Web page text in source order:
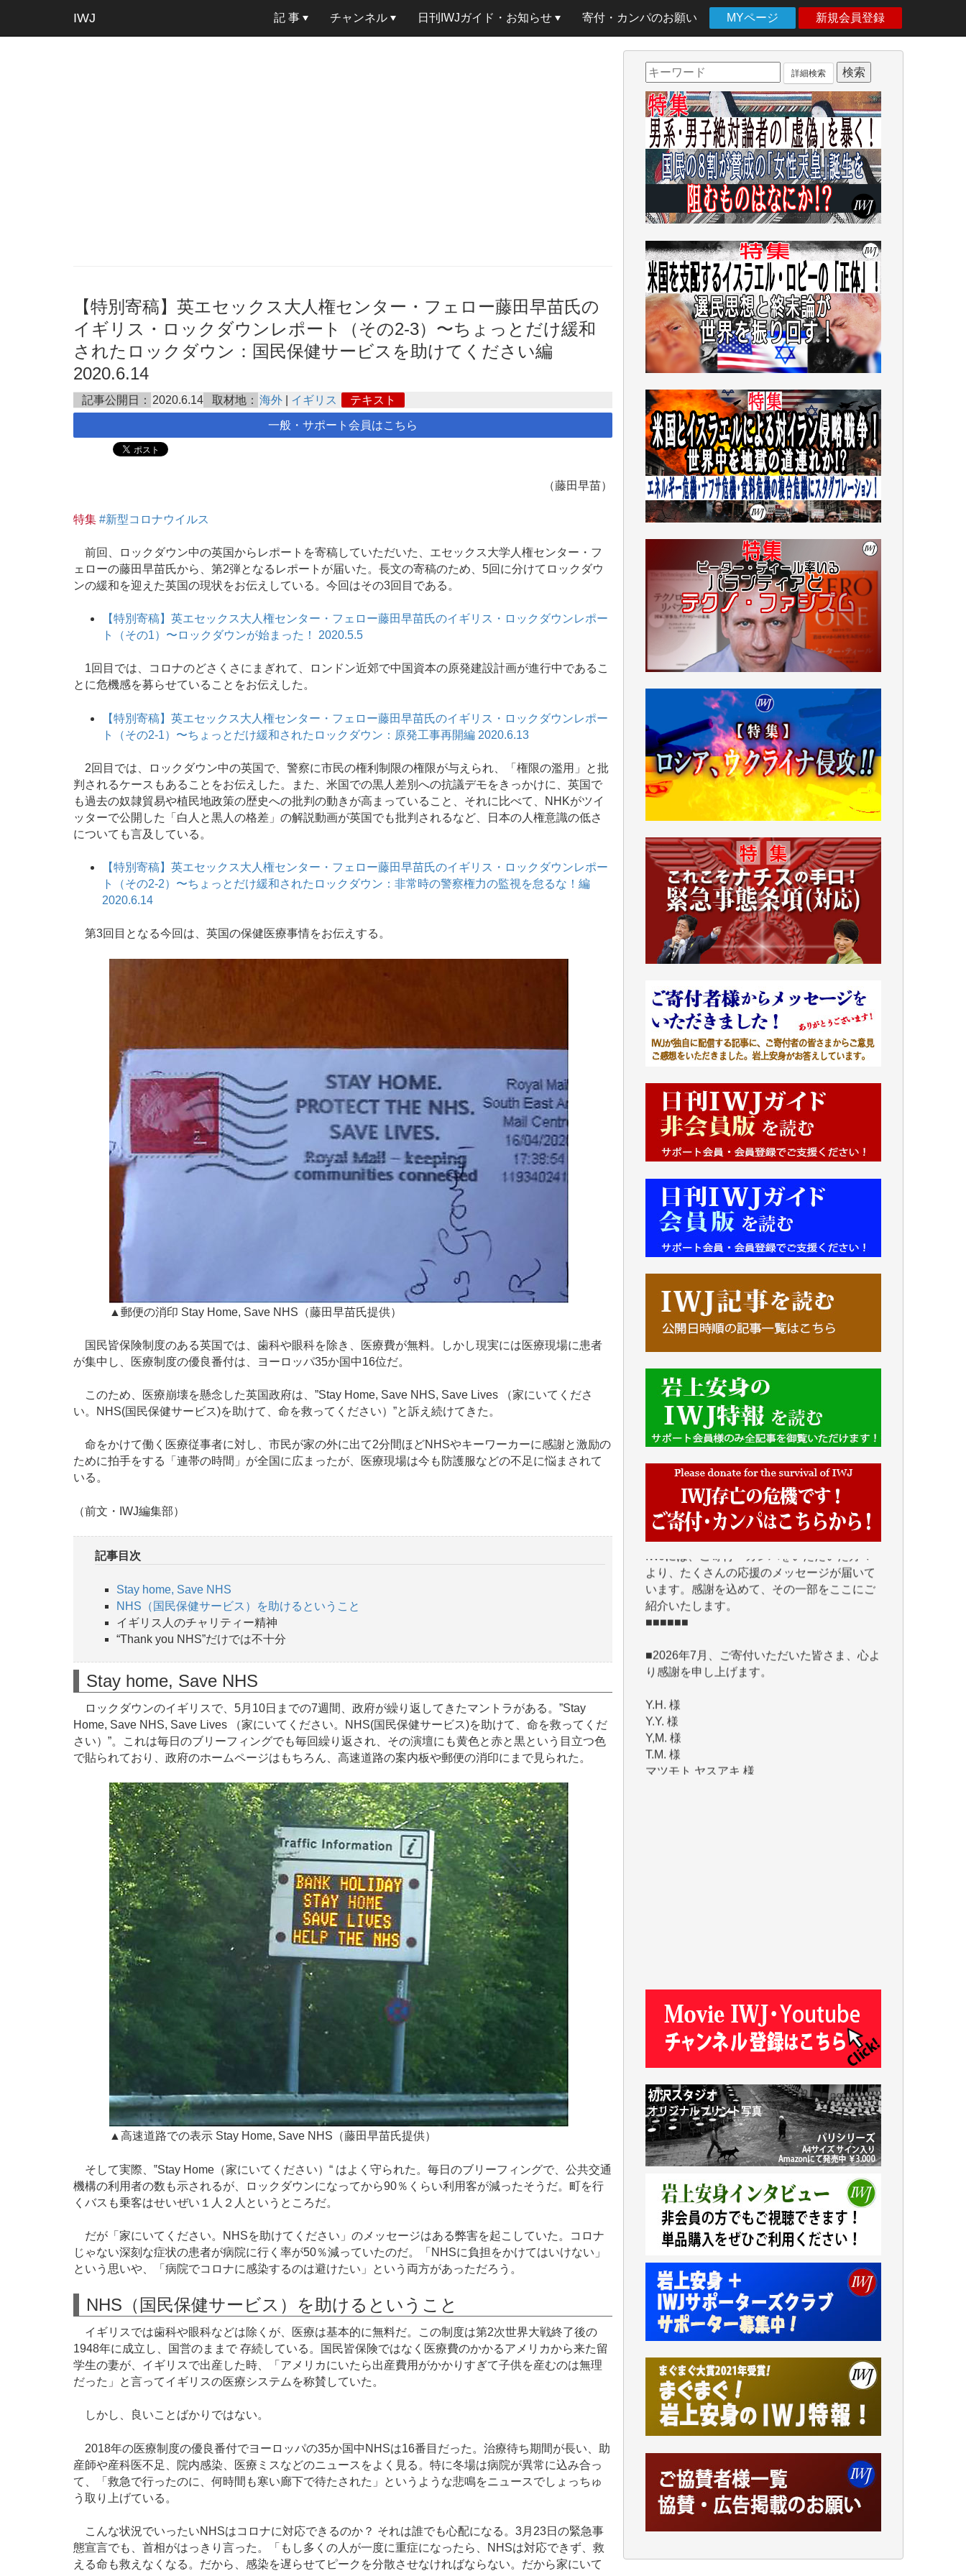
IWJ 記 事 チャンネル 日刊IWJガイド・お知らせ 寄付・カンパのお願い MYページ 新規会員登録
【特別寄稿】英エセックス大人権センター・フェロー藤田早苗氏の
イギリス・ロックダウンレポート（その2-3）〜ちょっとだけ緩和
されたロックダウン：国民保健サービスを助けてください編
2020.6.14
記事公開日： 2020.6.14 取材地： 海外 イギリス テキスト
一般・サポート会員はこちら
（藤田早苗）
特集 #新型コロナウイルス
前回、ロックダウン中の英国からレポートを寄稿していただいた、エセックス大学人権センター・フ
ェローの藤田早苗氏から、第2弾となるレポートが届いた。長文の寄稿のため、5回に分けてロックダウ
ンの緩和を迎えた英国の現状をお伝えしている。今回はその3回目である。
【特別寄稿】英エセックス大人権センター・フェロー藤田早苗氏のイギリス・ロックダウンレポー
ト（その1）〜ロックダウンが始まった！ 2020.5.5
1回目では、コロナのどさくさにまぎれて、ロンドン近郊で中国資本の原発建設計画が進行中であるこ
とに危機感を募らせていることをお伝えした。
【特別寄稿】英エセックス大人権センター・フェロー藤田早苗氏のイギリス・ロックダウンレポー
ト（その2-1）〜ちょっとだけ緩和されたロックダウン：原発工事再開編 2020.6.13
2回目では、ロックダウン中の英国で、警察に市民の権利制限の権限が与えられ、「権限の濫用」と批
判されるケースもあることをお伝えした。また、米国での黒人差別への抗議デモをきっかけに、英国で
も過去の奴隷貿易や植民地政策の歴史への批判の動きが高まっていること、それに比べて、NHKがツイ
ッターで公開した「白人と黒人の格差」の解説動画が英国でも批判されるなど、日本の人権意識の低さ
についても言及している。
【特別寄稿】英エセックス大人権センター・フェロー藤田早苗氏のイギリス・ロックダウンレポー
ト（その2-2）〜ちょっとだけ緩和されたロックダウン：非常時の警察権力の監視を怠るな！編
2020.6.14
第3回目となる今回は、英国の保健医療事情をお伝えする。
▲郵便の消印 Stay Home, Save NHS（藤田早苗氏提供）
国民皆保険制度のある英国では、歯科や眼科を除き、医療費が無料。しかし現実には医療現場に患者
が集中し、医療制度の優良番付は、ヨーロッパ35か国中16位だ。
このため、医療崩壊を懸念した英国政府は、”Stay Home, Save NHS, Save Lives （家にいてくださ
い。NHS(国民保健サービス)を助けて、命を救ってください）”と訴え続けてきた。
命をかけて働く医療従事者に対し、市民が家の外に出て2分間ほどNHSやキーワーカーに感謝と激励の
ために拍手をする「連帯の時間」が全国に広まったが、医療現場は今も防護服などの不足に悩まされて
いる。
（前文・IWJ編集部）
記事目次
Stay home, Save NHS
NHS（国民保健サービス）を助けるということ
イギリス人のチャリティー精神
“Thank you NHS”だけでは不十分
Stay home, Save NHS
ロックダウンのイギリスで、5月10日までの7週間、政府が繰り返してきたマントラがある。”Stay
Home, Save NHS, Save Lives （家にいてください。NHS(国民保健サービス)を助けて、命を救ってくだ
さい）”。これは毎日のブリーフィングでも毎回繰り返され、その演壇にも黄色と赤と黒という目立つ色
で貼られており、政府のホームページはもちろん、高速道路の案内板や郵便の消印にまで見られた。
▲高速道路での表示 Stay Home, Save NHS（藤田早苗氏提供）
そして実際、‟Stay Home（家にいてください）“ はよく守られた。毎日のブリーフィングで、公共交通
機構の利用者の数も示されるが、ロックダウンになってから90％くらい利用客が減ったそうだ。町を行
くバスも乗客はせいぜい１人２人というところだ。
だが「家にいてください。NHSを助けてください」のメッセージはある弊害を起こしていた。コロナ
じゃない深刻な症状の患者が病院に行く率が50％減っていたのだ。「NHSに負担をかけてはいけない」
という思いや、「病院でコロナに感染するのは避けたい」という両方があっただろう。
NHS（国民保健サービス）を助けるということ
イギリスでは歯科や眼科などは除くが、医療は基本的に無料だ。この制度は第2次世界大戦終了後の
1948年に成立し、国営のままで 存続している。国民皆保険ではなく医療費のかかるアメリカから来た留
学生の妻が、イギリスで出産した時、「アメリカにいたら出産費用がかかりすぎて子供を産むのは無理
だった」と言ってイギリスの医療システムを称賛していた。
しかし、良いことばかりではない。
2018年の医療制度の優良番付でヨーロッパの35か国中NHSは16番目だった。治療待ち期間が長い、助
産師や産科医不足、院内感染、医療ミスなどのニュースをよく見る。特に冬場は病院が異常に込み合っ
て、「救急で行ったのに、何時間も寒い廊下で待たされた」というような悲鳴をニュースでしょっちゅ
う取り上げている。
こんな状況でいったいNHSはコロナに対応できるのか？ それは誰でも心配になる。3月23日の緊急事
態宣言でも、首相がはっきり言った。「もし多くの人が一度に重症になったら、NHSは対応できず、救
える命も救えなくなる。だから、感染を遅らせてピークを分散させなければならない。だから家にいて
詳細検索
■■■■■■
IWJには、ご寄付・カンパをいただいた方々
より、たくさんの応援のメッセージが届いて
います。感謝を込めて、その一部をここにご
紹介いたします。
■■■■■■
■2026年7月、ご寄付いただいた皆さま、心よ
り感謝を申し上げます。
Y.H. 様
Y.Y. 様
T.M. 様
マツモト ヤスアキ 様
マシオン 恵美香 様
岩井 祐子 様
吉村 隆子 様
ASAKO TAKAESU 様
マシオン恵美香 様
平野智生 様
山本賢二 様
吉住俊昭 様
徳山匡 様
金 盛起 様
塩川 晃平 様
松本益美 様
井出 隆太 様
及川昭男 様
藤田英之 様
藤岡比左志 様
井出 隆太 様
小池説夫 様
諸般の事情によりIWJ会費払えず今は非会員
です。市民側に立つ講演会にIWJのカメラマ
ンをよく拝見しております。コンテンツが失
われるのはあまりにもったいない。少しでも
今日、僅かですがカンパしました。（T.M.
様）
今日、僅かですがカンパしました。IWJの危
機を乗り切るには到底及ばない額ですが病気
の妻を抱えている私にとっては精一杯のカン
パです。
かねてよりIWJが発してきた膨大な取材記事
や解説記事、そして各界の方々とのインタビ
ューは大袈裟ではなく、極めて重要な知的財